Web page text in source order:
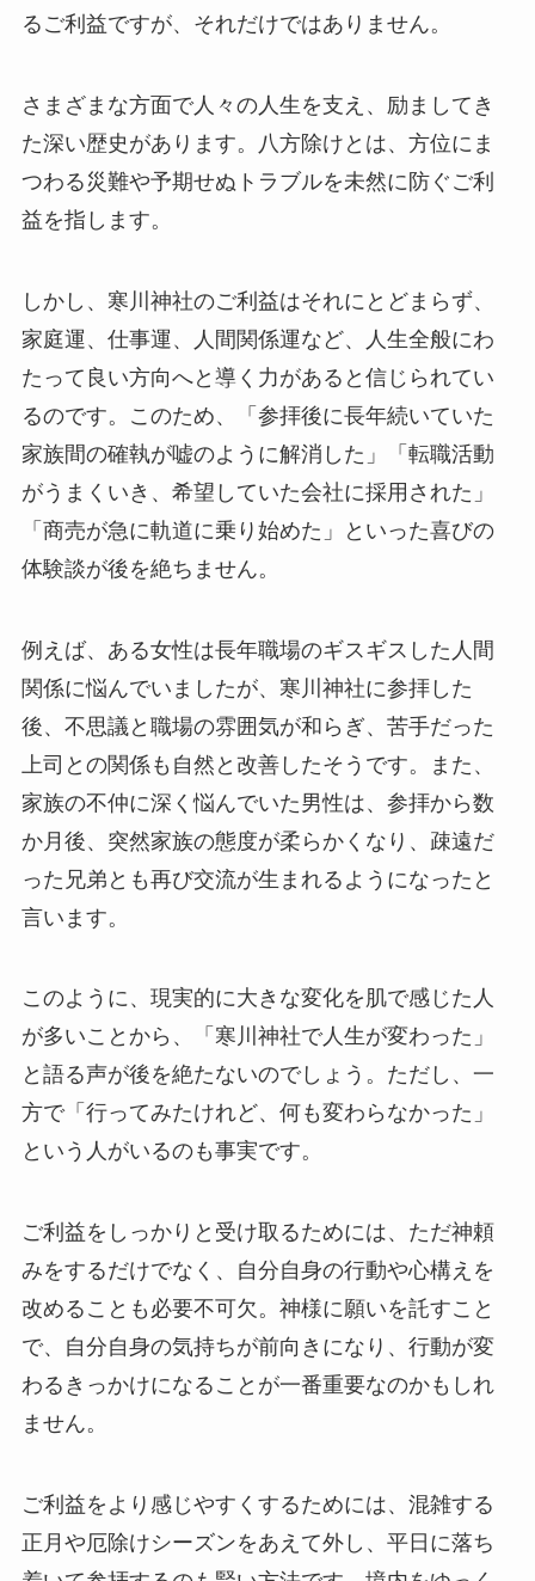
るご利益ですが、それだけではありません。
さまざまな方面で人々の人生を支え、励ましてき
た深い歴史があります。八方除けとは、方位にま
つわる災難や予期せぬトラブルを未然に防ぐご利
益を指します。
しかし、寒川神社のご利益はそれにとどまらず、
家庭運、仕事運、人間関係運など、人生全般にわ
たって良い方向へと導く力があると信じられてい
るのです。このため、「参拝後に長年続いていた
家族間の確執が嘘のように解消した」「転職活動
がうまくいき、希望していた会社に採用された」
「商売が急に軌道に乗り始めた」といった喜びの
体験談が後を絶ちません。
例えば、ある女性は長年職場のギスギスした人間
関係に悩んでいましたが、寒川神社に参拝した
後、不思議と職場の雰囲気が和らぎ、苦手だった
上司との関係も自然と改善したそうです。また、
家族の不仲に深く悩んでいた男性は、参拝から数
か月後、突然家族の態度が柔らかくなり、疎遠だ
った兄弟とも再び交流が生まれるようになったと
言います。
このように、現実的に大きな変化を肌で感じた人
が多いことから、「寒川神社で人生が変わった」
と語る声が後を絶たないのでしょう。ただし、一
方で「行ってみたけれど、何も変わらなかった」
という人がいるのも事実です。
ご利益をしっかりと受け取るためには、ただ神頼
みをするだけでなく、自分自身の行動や心構えを
改めることも必要不可欠。神様に願いを託すこと
で、自分自身の気持ちが前向きになり、行動が変
わるきっかけになることが一番重要なのかもしれ
ません。
ご利益をより感じやすくするためには、混雑する
正月や厄除けシーズンをあえて外し、平日に落ち